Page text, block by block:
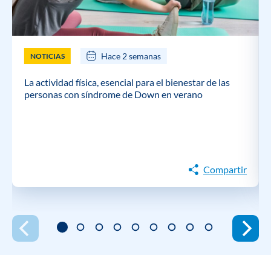
NOTICIAS Hace 2 semanas
La actividad física, esencial para el bienestar de las
personas con síndrome de Down en verano
Compartir